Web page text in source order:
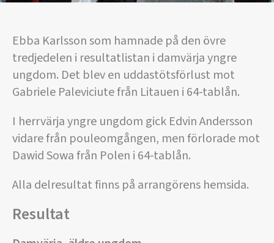
Ebba Karlsson som hamnade på den övre
tredjedelen i resultatlistan i damvärja yngre
ungdom. Det blev en uddastötsförlust mot
Gabriele Paleviciute från Litauen i 64-tablån.
I herrvärja yngre ungdom gick Edvin Andersson
vidare från pouleomgången, men förlorade mot
Dawid Sowa från Polen i 64-tablån.
Alla delresultat finns på arrangörens hemsida.
Resultat